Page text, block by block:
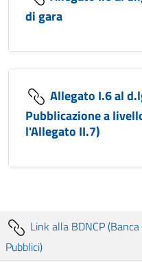
di gara
Allegato I.6 al
Pubblicazione a
l'Allegato II.7)
Link alla BDNCP
Pubblici)